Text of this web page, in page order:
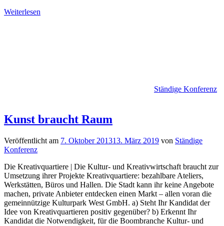
Weiterlesen
Ständige Konferenz
Kunst braucht Raum
Veröffentlicht am 7. Oktober 201313. März 2019 von Ständige
Konferenz
Die Kreativquartiere | Die Kultur- und Kreativwirtschaft braucht zur
Umsetzung ihrer Projekte Kreativquartiere: bezahlbare Ateliers,
Werkstätten, Büros und Hallen. Die Stadt kann ihr keine Angebote
machen, private Anbieter entdecken einen Markt – allen voran die
gemeinnützige Kulturpark West GmbH. a) Steht Ihr Kandidat der
Idee von Kreativquartieren positiv gegenüber? b) Erkennt Ihr
Kandidat die Notwendigkeit, für die Boombranche Kultur- und